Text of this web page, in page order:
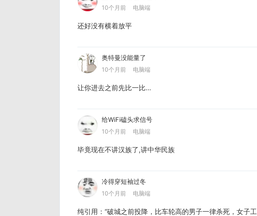
10个月前 电脑端
还好没有横着放平
奥特曼没能量了
10个月前 电脑端
让你进去之前先比一比…
给WiFi磕头求信号
10个月前 电脑端
毕竟现在不讲汉族了,讲中华民族
冷得穿短袖过冬
10个月前 电脑端
纯引用：“破城之前投降，比车轮高的男子一律杀死，女子